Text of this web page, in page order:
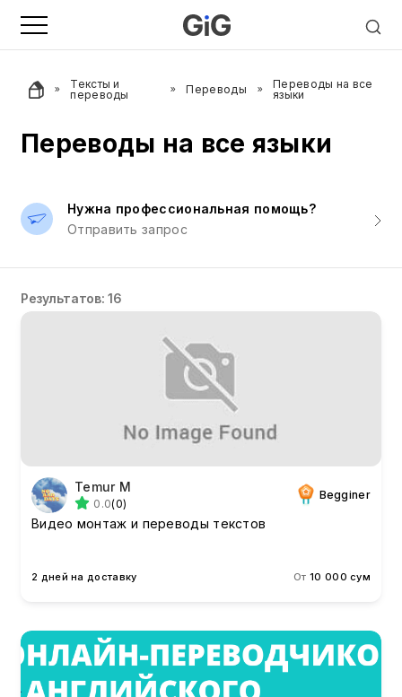
Тексты и
переводы
Переводы
Переводы на все
языки
Переводы на все языки
Нужна профессиональная помощь?
Отправить запрос
Результатов: 16
Temur M
0.0(0)
Begginer
Видео монтаж и переводы текстов
2 дней на доставку От 10 000 сум